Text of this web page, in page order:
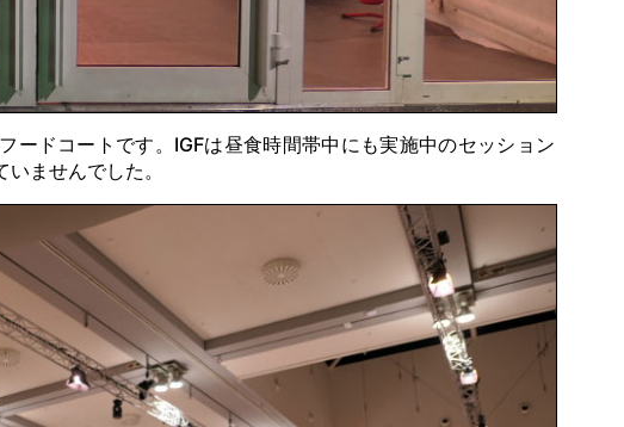
ードコートです。IGFは昼食時間帯中にも実施中のセッション
ませんでした。